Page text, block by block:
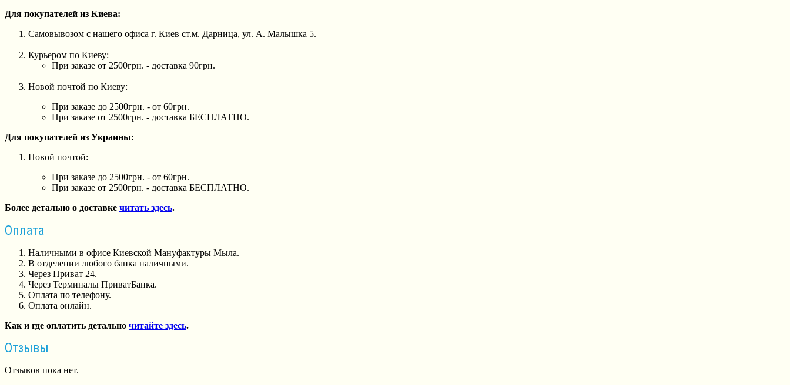
Для покупателей из Киева:
Самовывозом с нашего офиса г. Киев ст.м. Дарница, ул. А. Малышка 5.
Курьером по Киеву:
При заказе от 2500грн. - доставка 90грн.
Новой почтой по Киеву:
При заказе до 2500грн. - от 60грн.
При заказе от 2500грн. - доставка БЕСПЛАТНО.
Для покупателей из Украины:
Новой почтой:
При заказе до 2500грн. - от 60грн.
При заказе от 2500грн. - доставка БЕСПЛАТНО.
Более детально о доставке читать здесь.
Оплата
Наличными в офисе Киевской Мануфактуры Мыла.
В отделении любого банка наличными.
Через Приват 24.
Через Терминалы ПриватБанка.
Оплата по телефону.
Оплата онлайн.
Как и где оплатить детально читайте здесь.
Отзывы
Отзывов пока нет.